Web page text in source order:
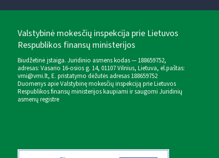
Valstybinė mokesčių inspekcija prie Lietuvos
Respublikos finansų ministerijos
Biudžetinė įstaiga. Juridinio asmens kodas — 188659752,
adresas: Vasario 16-osios g. 14, 01107 Vilnius, Lietuva, el.paštas:
vmi@vmi.lt, E. pristatymo dėžutės adresas 188659752
Duomenys apie Valstybinę mokesčių inspekciją prie Lietuvos
Respublikos finansų ministerijos kaupiami ir saugomi Juridinių
asmenų registre